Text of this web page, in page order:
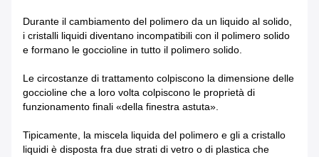
Durante il cambiamento del polimero da un liquido al solido,
i cristalli liquidi diventano incompatibili con il polimero solido
e formano le goccioline in tutto il polimero solido.
Le circostanze di trattamento colpiscono la dimensione delle
goccioline che a loro volta colpiscono le proprietà di
funzionamento finali «della finestra astuta».
Tipicamente, la miscela liquida del polimero e gli a cristallo
liquidi è disposta fra due strati di vetro o di plastica che